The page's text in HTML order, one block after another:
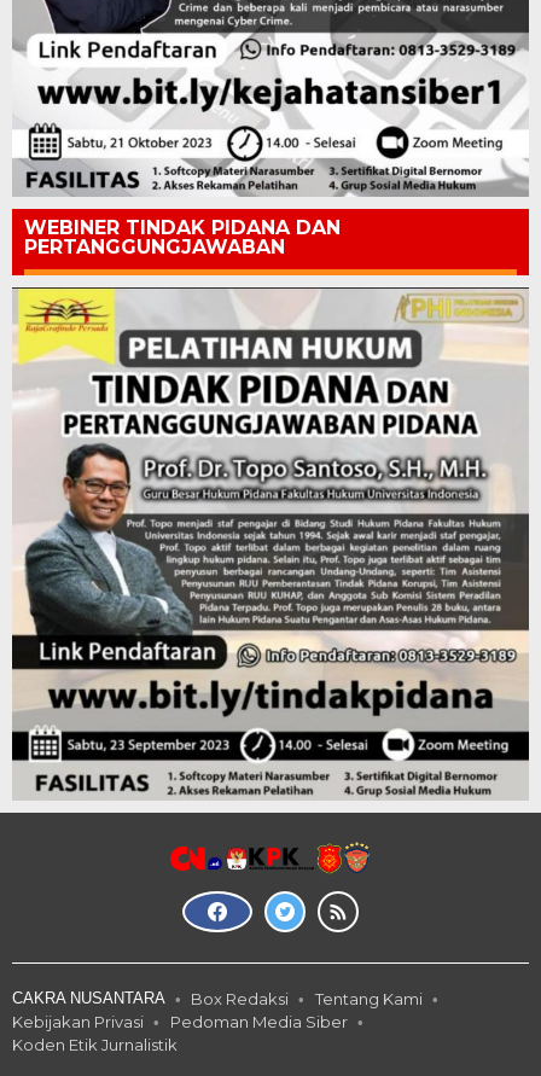
WEBINER TINDAK PIDANA DAN
PERTANGGUNGJAWABAN
CAKRA NUSANTARA Box Redaksi
Tentang Kami
Kebijakan Privasi
Pedoman Media Siber
Koden Etik Jurnalistik